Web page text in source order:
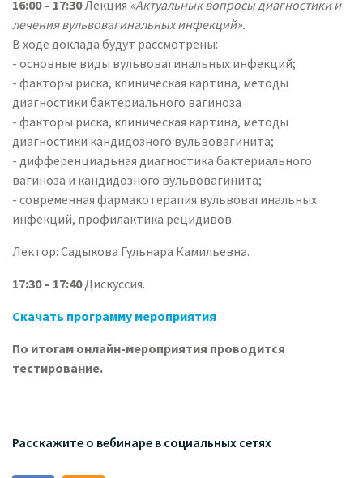
16:00 – 17:30Лекция «Актуальнык вопросы диагностики и
лечения вульвовагинальных инфекций».
В ходе доклада будут рассмотрены:
- основные виды вульвовагинальных инфекций;
- факторы риска, клиническая картина, методы
диагностики бактериального вагиноза
- факторы риска, клиническая картина, методы
диагностики кандидозного вульвовагинита;
- дифференциадьная диагностика бактериального
вагиноза и кандидозного вульвовагинита;
- современная фармакотерапия вульвовагинальных
инфекций, профилактика рецидивов.
Лектор: Садыкова Гульнара Камильевна.
17:30 – 17:40Дискуссия.
Скачать программу мероприятия
По итогам онлайн-мероприятия проводится
тестирование.
Расскажите о вебинаре в социальных сетях